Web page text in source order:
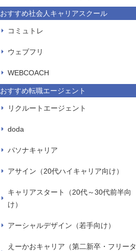
おすすめ社会人キャリアスクール
コミュトレ
ウェブフリ
WEBCOACH
おすすめ転職エージェント
リクルートエージェント
doda
パソナキャリア
アサイン（20代ハイキャリア向け）
キャリアスタート（20代～30代前半向
け）
アーシャルデザイン（若手向け）
えーかおキャリア（第二新卒・フリータ